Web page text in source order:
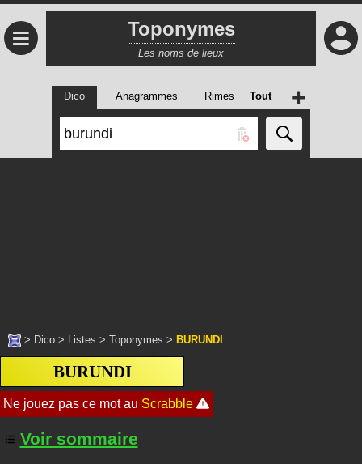
≡ Toponymes
Les noms de lieux
Dico Anagrammes Rimes Tout +
> Dico > Listes > Toponymes > BURUNDI
BURUNDI
Voir sommaire